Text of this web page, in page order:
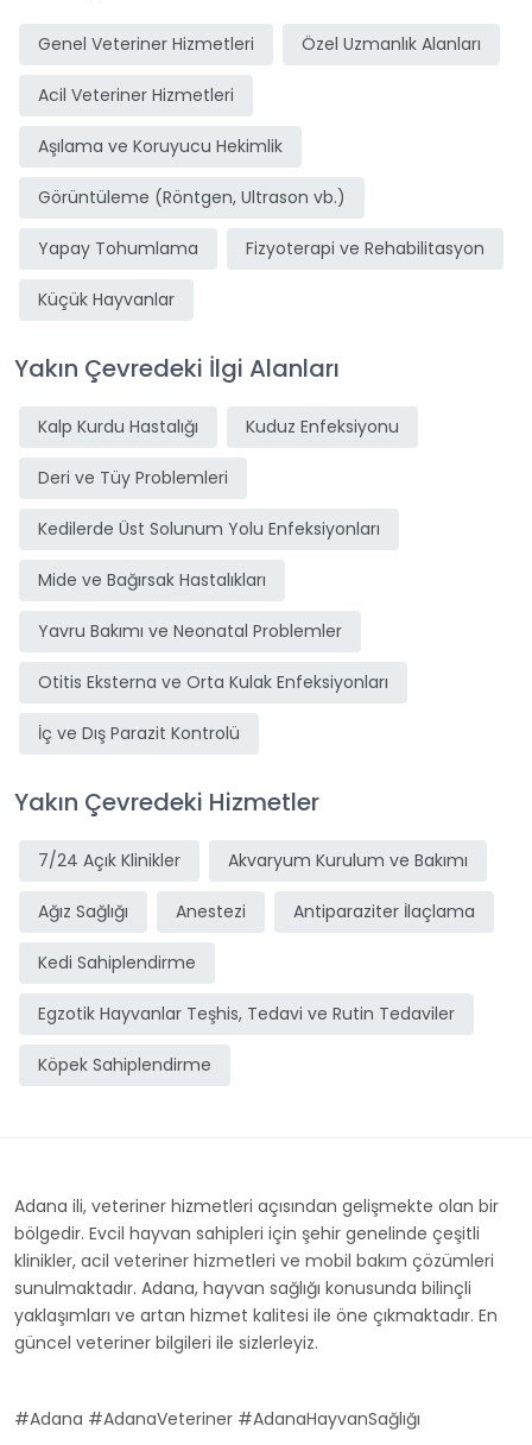
Genel Veteriner Hizmetleri Özel Uzmanlık Alanları
Acil Veteriner Hizmetleri
Aşılama ve Koruyucu Hekimlik
Görüntüleme (Röntgen, Ultrason vb.)
Yapay Tohumlama Fizyoterapi ve Rehabilitasyon
Küçük Hayvanlar
Yakın Çevredeki İlgi Alanları
Kalp Kurdu Hastalığı Kuduz Enfeksiyonu
Deri ve Tüy Problemleri
Kedilerde Üst Solunum Yolu Enfeksiyonları
Mide ve Bağırsak Hastalıkları
Yavru Bakımı ve Neonatal Problemler
Otitis Eksterna ve Orta Kulak Enfeksiyonları
İç ve Dış Parazit Kontrolü
Yakın Çevredeki Hizmetler
7/24 Açık Klinikler Akvaryum Kurulum ve Bakımı
Ağız Sağlığı Anestezi Antiparaziter İlaçlama
Kedi Sahiplendirme
Egzotik Hayvanlar Teşhis, Tedavi ve Rutin Tedaviler
Köpek Sahiplendirme
Adana ili, veteriner hizmetleri açısından gelişmekte olan bir
bölgedir. Evcil hayvan sahipleri için şehir genelinde çeşitli
klinikler, acil veteriner hizmetleri ve mobil bakım çözümleri
sunulmaktadır. Adana, hayvan sağlığı konusunda bilinçli
yaklaşımları ve artan hizmet kalitesi ile öne çıkmaktadır. En
güncel veteriner bilgileri ile sizlerleyiz.
#Adana #AdanaVeteriner #AdanaHayvanSağlığı